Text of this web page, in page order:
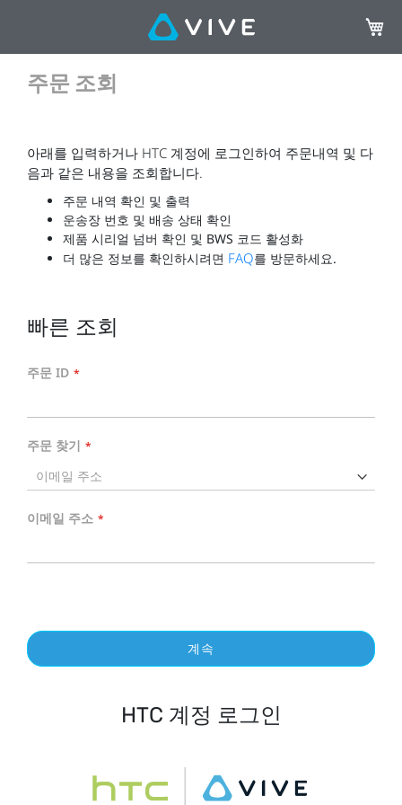
장바
주문 조회
아래를 입력하거나 HTC 계정에 로그인하여 주문내역 및 다
음과 같은 내용을 조회합니다.
주문 내역 확인 및 출력
운송장 번호 및 배송 상태 확인
제품 시리얼 넘버 확인 및 BWS 코드 활성화
더 많은 정보를 확인하시려면 FAQ를 방문하세요.
빠른 조회
주문 ID
주문 찾기
이메일 주소
계속
HTC 계정 로그인